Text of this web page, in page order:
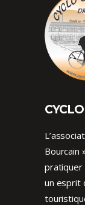
Bourcain
pratiquer
un esprit